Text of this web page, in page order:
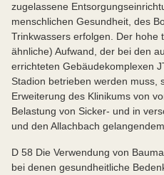
zugelassene
menschlichen Gesundheit, des
Trinkwassers erfolgen. Der hohe
ähnliche) Aufwand, der bei den
errichteten Gebäudekomplexen
Stadion betrieben werden muss,
Erweiterung des Klinikums von
Belastung von Sicker- und in
und den Allachbach
D 58 Die Verwendung von
bei denen gesundheitliche